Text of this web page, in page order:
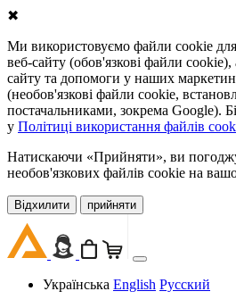
✖
Ми використовуємо файли cookie для
веб-сайту (обов'язкові файли cookie),
сайту та допомоги у наших
(необов'язкові файли cookie,
постачальниками, зокрема Google).
у Політиці використання файлів
Натискаючи «Прийняти», ви
необов'язкових файлів cookie на
Відхилити прийняти
Українська English Русский